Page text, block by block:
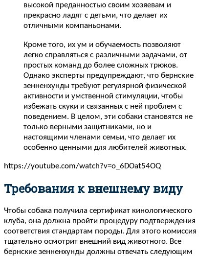
высокой преданностью своим хозяевам и
прекрасно ладят с детьми, что делает их
отличными компаньонами.
Кроме того, их ум и обучаемость позволяют
легко справляться с различными задачами, от
простых команд до более сложных трюков.
Однако эксперты предупреждают, что бернские
зенненхунды требуют регулярной физической
активности и умственной стимуляции, чтобы
избежать скуки и связанных с ней проблем с
поведением. В целом, эти собаки становятся не
только верными защитниками, но и
настоящими членами семьи, что делает их
особенно ценными для любителей животных.
https://youtube.com/watch?v=o_6DOat54OQ
Требования к внешнему виду
Чтобы собака получила сертификат кинологического
клуба, она должна пройти процедуру подтверждения
соответствия стандартам породы. Для этого комиссия
тщательно осмотрит внешний вид животного. Все
бернские зенненхунды должны отвечать следующим